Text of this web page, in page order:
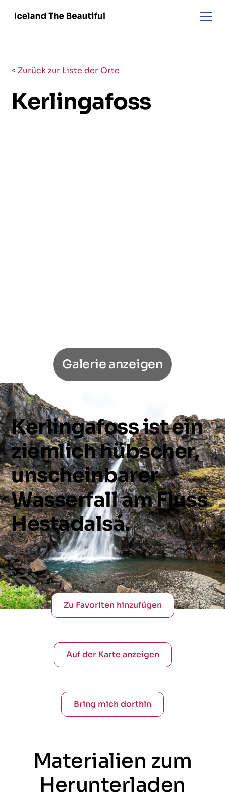
< Zurück zur Liste der Orte
Kerlingafoss
Galerie anzeigen
Kerlingafossistein
ziemlichhübscher,
unscheinbarer
WasserfallamFluss
Hestadalsá.
Zu Favoriten hinzufügen
Auf der Karte anzeigen
Bring mich dorthin
Materialien zum
Herunterladen